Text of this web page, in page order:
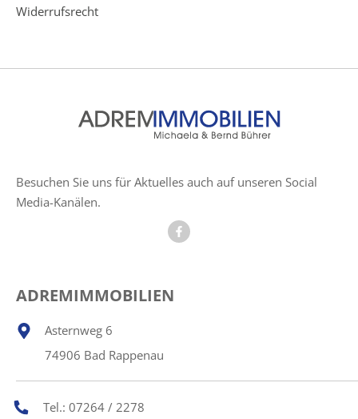
Widerrufsrecht
Besuchen Sie uns für Aktuelles auch auf unseren Social
Media-Kanälen.
ADREMIMMOBILIEN
Asternweg 6
74906 Bad Rappenau
Tel.: 07264 / 2278